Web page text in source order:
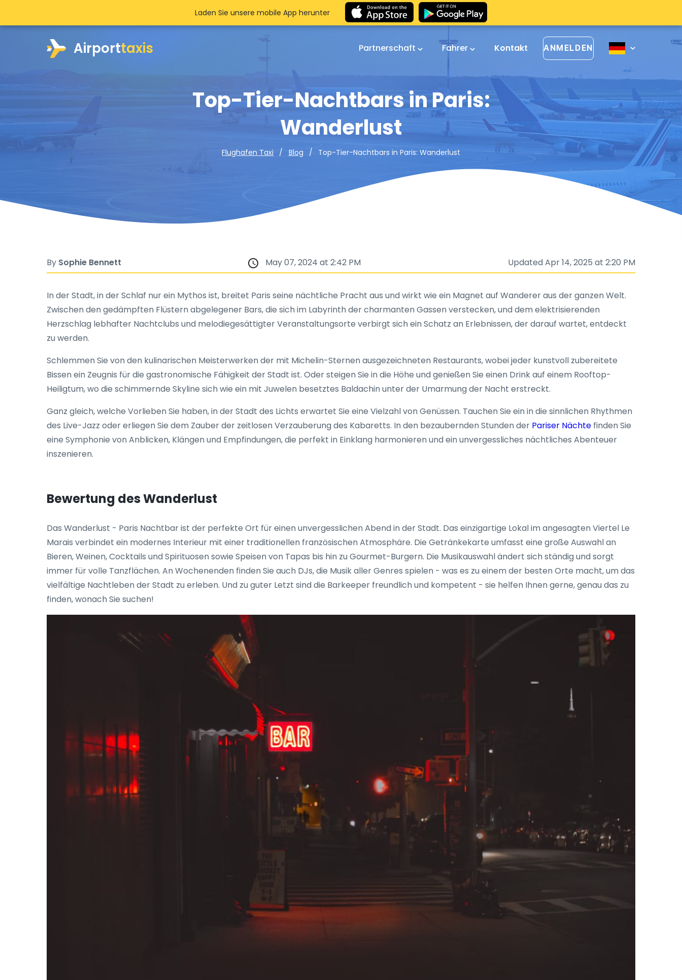
Airporttaxis Partnerschaft Fahrer Kontakt ANMELDEN
Top-Tier-Nachtbars in Paris:
Wanderlust
Flughafen Taxi Blog Top-Tier-Nachtbars in Paris: Wanderlust
Laden Sie unsere mobile App herunter
By Sophie Bennett May 07, 2024 at 2:42 PM Updated Apr 14, 2025 at 2:20 PM
In der Stadt, in der Schlaf nur ein Mythos ist, breitet Paris seine nächtliche Pracht aus und wirkt wie ein Magnet auf Wanderer aus der ganzen Welt.
Zwischen den gedämpften Flüstern abgelegener Bars, die sich im Labyrinth der charmanten Gassen verstecken, und dem elektrisierenden
Herzschlag lebhafter Nachtclubs und melodiegesättigter Veranstaltungsorte verbirgt sich ein Schatz an Erlebnissen, der darauf wartet, entdeckt
zu werden.
Schlemmen Sie von den kulinarischen Meisterwerken der mit Michelin-Sternen ausgezeichneten Restaurants, wobei jeder kunstvoll zubereitete
Bissen ein Zeugnis für die gastronomische Fähigkeit der Stadt ist. Oder steigen Sie in die Höhe und genießen Sie einen Drink auf einem Rooftop-
Heiligtum, wo die schimmernde Skyline sich wie ein mit Juwelen besetztes Baldachin unter der Umarmung der Nacht erstreckt.
Ganz gleich, welche Vorlieben Sie haben, in der Stadt des Lichts erwartet Sie eine Vielzahl von Genüssen. Tauchen Sie ein in die sinnlichen Rhythmen
des Live-Jazz oder erliegen Sie dem Zauber der zeitlosen Verzauberung des Kabaretts. In den bezaubernden Stunden der Pariser Nächte finden Sie
eine Symphonie von Anblicken, Klängen und Empfindungen, die perfekt in Einklang harmonieren und ein unvergessliches nächtliches Abenteuer
inszenieren.
Bewertung des Wanderlust
Das Wanderlust - Paris Nachtbar ist der perfekte Ort für einen unvergesslichen Abend in der Stadt. Das einzigartige Lokal im angesagten Viertel Le
Marais verbindet ein modernes Interieur mit einer traditionellen französischen Atmosphäre. Die Getränkekarte umfasst eine große Auswahl an
Bieren, Weinen, Cocktails und Spirituosen sowie Speisen von Tapas bis hin zu Gourmet-Burgern. Die Musikauswahl ändert sich ständig und sorgt
immer für volle Tanzflächen. An Wochenenden finden Sie auch DJs, die Musik aller Genres spielen - was es zu einem der besten Orte macht, um das
vielfältige Nachtleben der Stadt zu erleben. Und zu guter Letzt sind die Barkeeper freundlich und kompetent - sie helfen Ihnen gerne, genau das zu
finden, wonach Sie suchen!